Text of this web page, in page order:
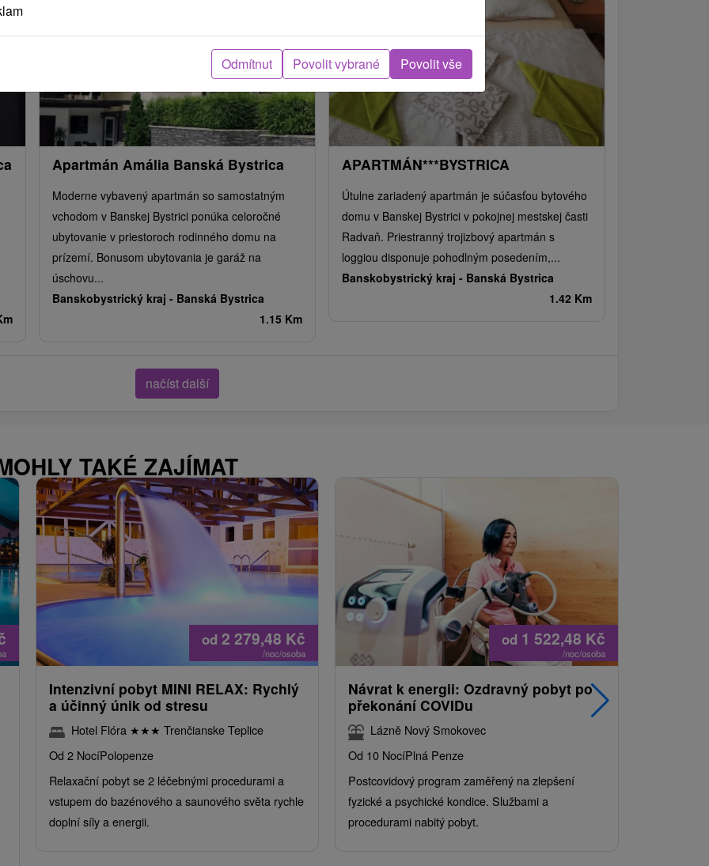
Apartmán Amália Banská Bystrica
Moderne vybavený apartmán so samostatným
vchodom v Banskej Bystrici ponúka celoročné
ubytovanie v priestoroch rodinného domu na
prízemí. Bonusom ubytovania je garáž na
úschovu...
Banskobystrický kraj - Banská Bystrica
1.15 Km
APARTMÁN***BYSTRICA
Útulne zariadený apartmán je súčasťou bytového
domu v Banskej Bystrici v pokojnej mestskej časti
Radvaň. Priestranný trojizbový apartmán s
loggiou disponuje pohodlným posedením,...
Banskobystrický kraj - Banská Bystrica
1.42 Km
načíst další
TAKÉ ZAJÍMAT
od 2 279,48 Kč
/noc/osoba
Intenzivní pobyt MINI RELAX: Rychlý
a účinný únik od stresu
Hotel Flóra ★★★ Trenčianske Teplice
Od 2 NocíPolopenze
Relaxační pobyt se 2 léčebnými procedurami a
vstupem do bazénového a saunového světa rychle
doplní síly a energii.
od 1 522,48 Kč
/noc/osoba
Návrat k energii: Ozdravný pobyt po
překonání COVIDu
Lázně Nový Smokovec
Od 10 NocíPlná Penze
Postcovidový program zaměřený na zlepšení
fyzické a psychické kondice. Službami a
procedurami nabitý pobyt.
Odmítnut Povolit vybrané Povolit vše